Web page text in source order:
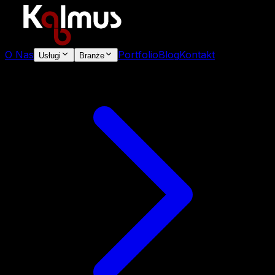
O Nas Usługi Branże PortfolioBlogKontakt